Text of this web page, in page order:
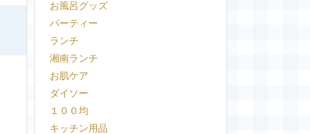
お風呂グッズ
パーティー
ランチ
湘南ランチ
お肌ケア
ダイソー
１００均
キッチン用品